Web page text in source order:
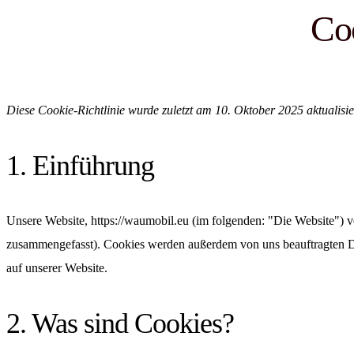
Diese Cookie-Richtlinie wurde zuletzt am 10. Oktober 2025
1. Einführung
Unsere Website, https://waumobil.eu (im folgenden: "Die Website")
zusammengefasst). Cookies werden außerdem von uns
auf unserer Website.
2. Was sind Cookies?